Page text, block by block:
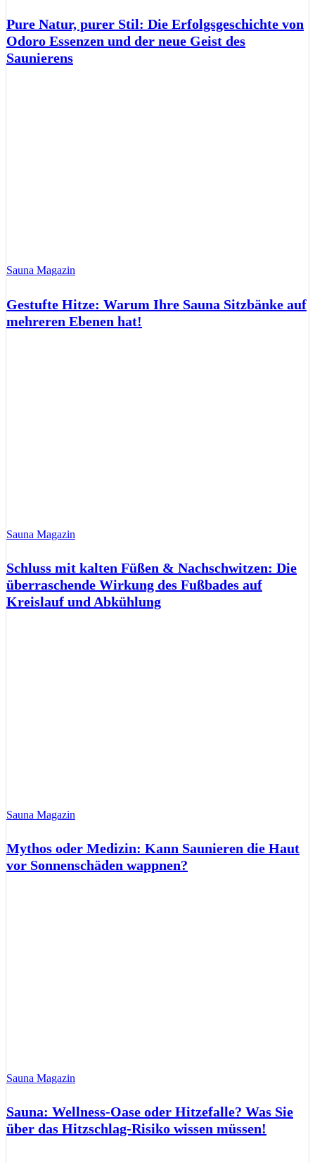
Pure Natur, purer Stil: Die Erfolgsgeschichte von
Odoro Essenzen und der neue Geist des
Saunierens
Sauna Magazin
Gestufte Hitze: Warum Ihre Sauna Sitzbänke auf
mehreren Ebenen hat!
Sauna Magazin
Schluss mit kalten Füßen & Nachschwitzen: Die
überraschende Wirkung des Fußbades auf
Kreislauf und Abkühlung
Sauna Magazin
Mythos oder Medizin: Kann Saunieren die Haut
vor Sonnenschäden wappnen?
Sauna Magazin
Sauna: Wellness-Oase oder Hitzefalle? Was Sie
über das Hitzschlag-Risiko wissen müssen!